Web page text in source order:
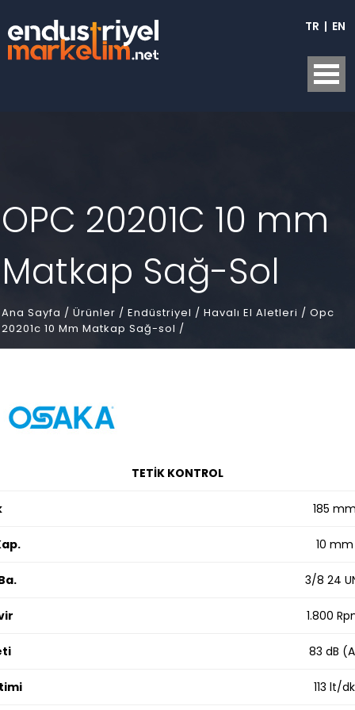
TR | EN
OPC 20201C 10 mm
Matkap Sağ-Sol
Ana Sayfa / Ürünler / Endüstriyel / Havalı El Aletleri / Opc
20201c 10 Mm Matkap Sağ-sol /
TETİK KONTROL
185
10 mm
3/8 24
1.800
83 dB
113 lt/dk